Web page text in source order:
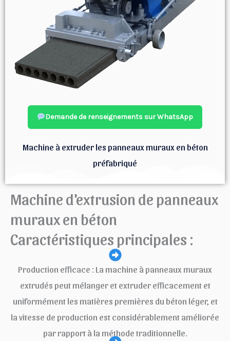
Demande de renseignements sur WhatsApp
Machine à extruder les panneaux muraux en béton
préfabriqué
Machine d'extrusion de panneaux
muraux en béton
Caractéristiques principales :
Production efficace : La machine à panneaux muraux
extrudés peut mélanger et extruder efficacement et
uniformément les matières premières du béton léger, et
la vitesse de production est considérablement améliorée
par rapport à la méthode traditionnelle.